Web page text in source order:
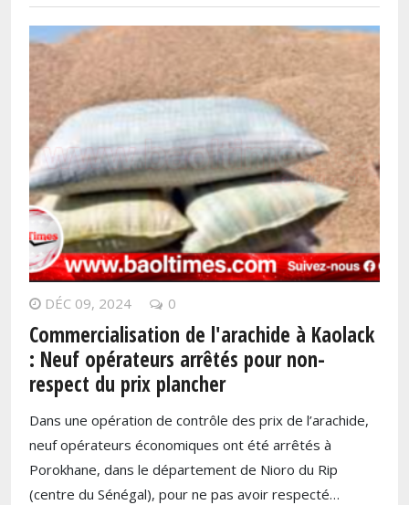
DÉC 09, 2024 0
Commercialisation de l'arachide à Kaolack
: Neuf opérateurs arrêtés pour non-
respect du prix plancher
Dans une opération de contrôle des prix de l’arachide,
neuf opérateurs économiques ont été arrêtés à
Porokhane, dans le département de Nioro du Rip
(centre du Sénégal), pour ne pas avoir respecté…